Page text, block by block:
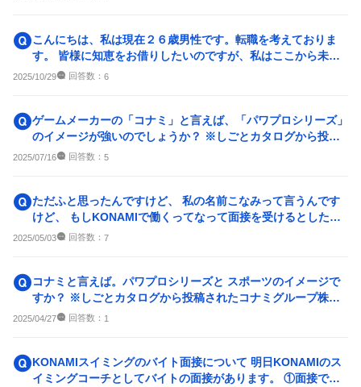
こんにちは、私は現在２６歳男性です。転職を考えておりま
す。 皆様に知恵をお借りしたいのですが、私はここから未経
験でIT系に転職を考えて...
2025/10/29 回答数： 6
ゲームメーカーの「コナミ」と言えば、「パワプロシリーズ」
のイメージが強いのでしょうか？ ※しごとカタログから投稿
された株式会社コナミ...
2025/07/16 回答数： 5
ただふと思ったんですけど、 私の名前こなみって言うんです
けど、 もしKONAMIで働くってなって面接を受けるとしたら
印象って残りますか？ ち
2025/05/03 回答数： 7
コナミと言えば。パワプロシリーズと スポーツのイメージで
すか？ ※しごとカタログから投稿されたコナミグループ株式
会社についての質問です
2025/04/27 回答数： 1
KONAMIスイミングのバイト面接について 明日KONAMIのス
イミングコーチとしてバイトの面接があります。 ①面接では